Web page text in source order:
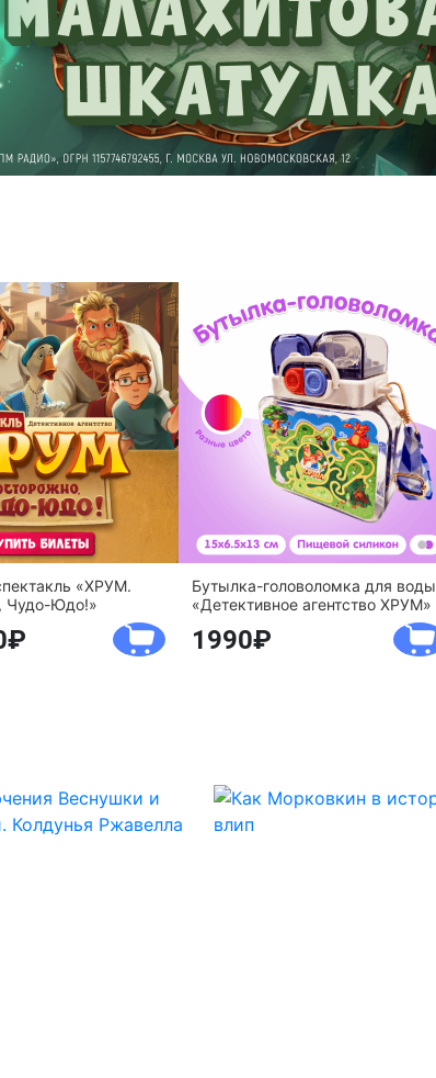
«ХРУМ.
Чудо-Юдо!»
Бутылка-головоломка для воды
«Детективное агентство ХРУМ»
1990